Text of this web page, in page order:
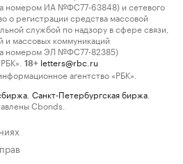
номером ИА №ФС77-63848) и сетевого
о регистрации средства массовой
службой по надзору в сфере связи,
и массовых коммуникаций
номером ЭЛ №ФС77-82385)
18+ letters@rbc.ru
агентство «РБК».
Санкт-Петербургская биржа
Cbonds.